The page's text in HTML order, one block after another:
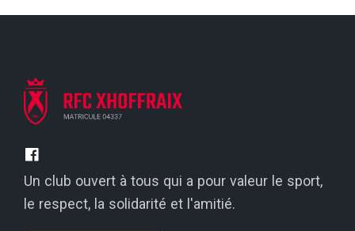
Un club ouvert à tous qui a pour valeur le sport,
le respect, la solidarité et l'amitié.